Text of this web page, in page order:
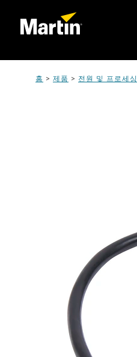
홈 > 제품 > 전원 및 프로세싱